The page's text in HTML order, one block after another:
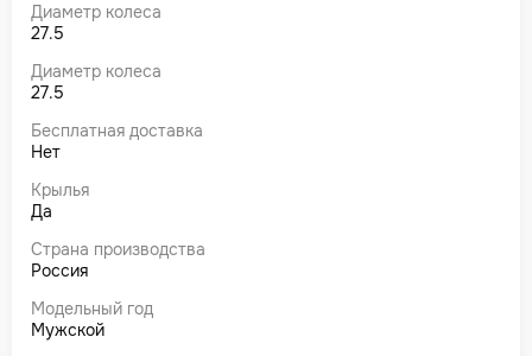
Диаметр колеса
27.5
Диаметр колеса
27.5
Бесплатная доставка
Нет
Крылья
Да
Страна производства
Россия
Модельный год
Мужской